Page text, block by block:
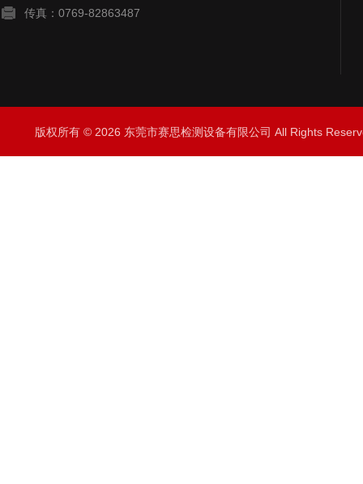
传真：0769-82863487
版权所有 © 2026 东莞市赛思检测设备有限公司 All Rights